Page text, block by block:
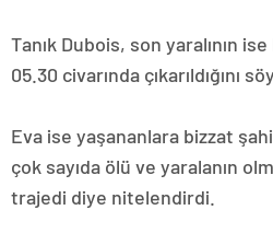
Tanık Dubois, son yaralının
05.30 civarında çıkarıldığını
Eva ise yaşananlara bizzat
çok sayıda ölü ve yaralanın
trajedi diye nitelendirdi.